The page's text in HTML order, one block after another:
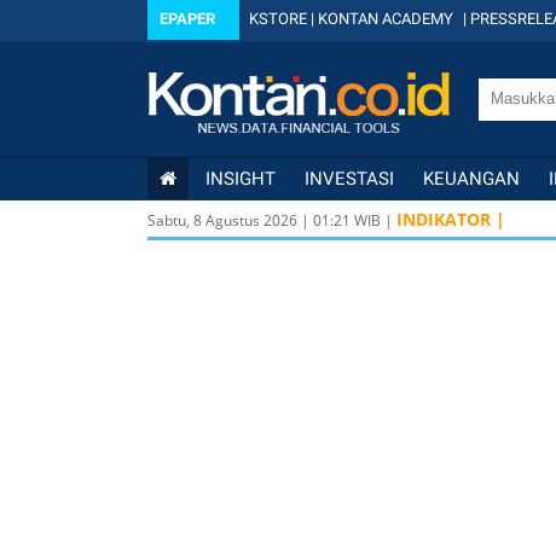
EPAPER KSTORE | KONTAN ACADEMY |
INSIGHT INVESTASI KEUANGAN
Sabtu, 8 Agustus 2026 | 01:21 WIB | INDIKATOR |